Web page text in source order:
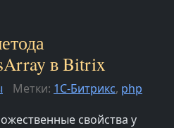
в Bitrix
Метки: 1С-Битрикс, php
свойства у